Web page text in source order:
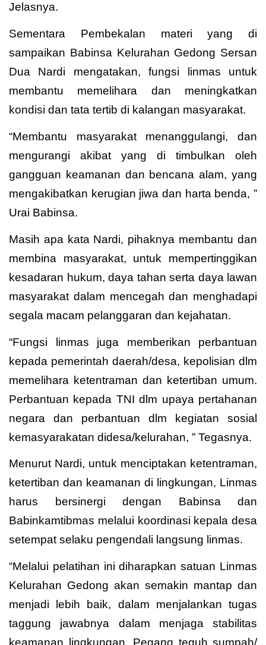
Jelasnya.
Sementara Pembekalan materi yang di
sampaikan Babinsa Kelurahan Gedong Sersan
Dua Nardi mengatakan, fungsi linmas untuk
membantu memelihara dan meningkatkan
kondisi dan tata tertib di kalangan masyarakat.
“Membantu masyarakat menanggulangi, dan
mengurangi akibat yang di timbulkan oleh
gangguan keamanan dan bencana alam, yang
mengakibatkan kerugian jiwa dan harta benda, ”
Urai Babinsa.
Masih apa kata Nardi, pihaknya membantu dan
membina masyarakat, untuk mempertinggikan
kesadaran hukum, daya tahan serta daya lawan
masyarakat dalam mencegah dan menghadapi
segala macam pelanggaran dan kejahatan.
“Fungsi linmas juga memberikan perbantuan
kepada pemerintah daerah/desa, kepolisian dlm
memelihara ketentraman dan ketertiban umum.
Perbantuan kepada TNI dlm upaya pertahanan
negara dan perbantuan dlm kegiatan sosial
kemasyarakatan didesa/kelurahan, ” Tegasnya.
Menurut Nardi, untuk menciptakan ketentraman,
ketertiban dan keamanan di lingkungan, Linmas
harus bersinergi dengan Babinsa dan
Babinkamtibmas melalui koordinasi kepala desa
setempat selaku pengendali langsung linmas.
“Melalui pelatihan ini diharapkan satuan Linmas
Kelurahan Gedong akan semakin mantap dan
menjadi lebih baik, dalam menjalankan tugas
taggung jawabnya dalam menjaga stabilitas
keamanan lingkungan. Pegang teguh sumpah/